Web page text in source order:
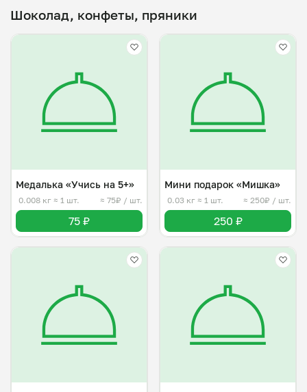
Шоколад, конфеты, пряники
Медалька «Учись на 5+»
0.008 кг ≈ 1 шт. ≈ 75₽ / шт.
75 ₽
Мини подарок «Мишка»
0.03 кг ≈ 1 шт. ≈ 250₽ / шт.
250 ₽